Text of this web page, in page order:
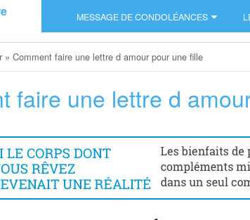
MESSAGE DE CONDOLÉANCES
»Comment faire une lettre d amour pour une fille
faire une lettre d